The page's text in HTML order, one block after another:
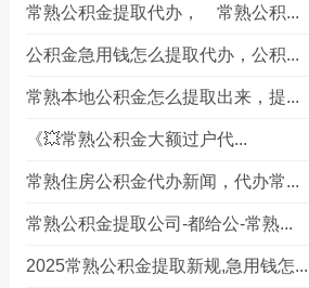
常熟公积金提取代办， 常熟公积...
公积金急用钱怎么提取代办，公积...
常熟本地公积金怎么提取出来，提...
《💥常熟公积金大额过户代...
常熟住房公积金代办新闻，代办常...
常熟公积金提取公司-都给公-常熟...
2025常熟公积金提取新规,急用钱怎...